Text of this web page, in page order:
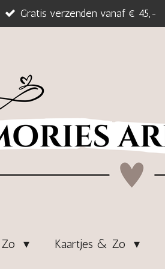
Gratis verzenden vanaf € 45,-
Kaartjes & Zo